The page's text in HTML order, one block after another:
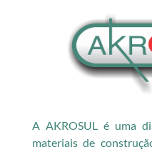
A AKROSUL é uma
materiais de